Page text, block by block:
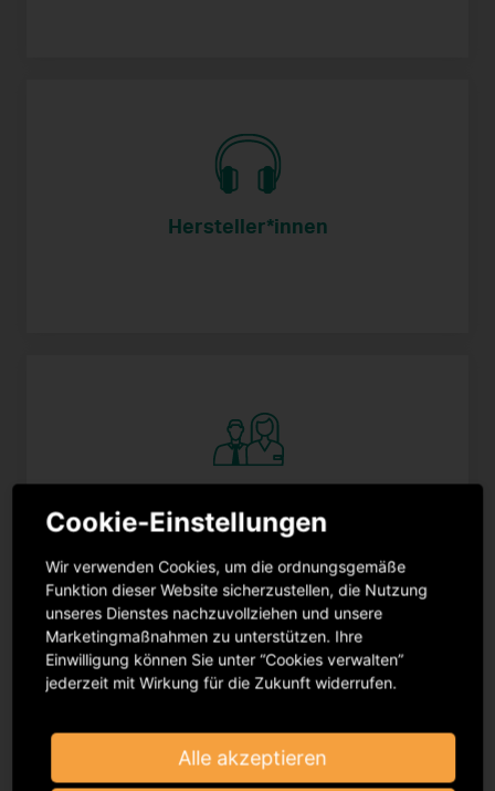
Hersteller*innen
Veranstalter*innen
Cookie-Einstellungen
Wir verwenden Cookies, um die ordnungsgemäße
Funktion dieser Website sicherzustellen, die Nutzung
unseres Dienstes nachzuvollziehen und unsere
Marketingmaßnahmen zu unterstützen. Ihre
Einwilligung können Sie unter “Cookies verwalten”
jederzeit mit Wirkung für die Zukunft widerrufen.
Alle akzeptieren